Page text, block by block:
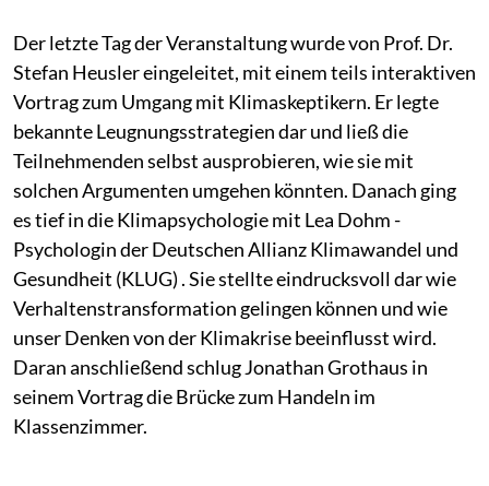
Der letzte Tag der Veranstaltung wurde von Prof. Dr.
Stefan Heusler eingeleitet, mit einem teils interaktiven
Vortrag zum Umgang mit Klimaskeptikern. Er legte
bekannte Leugnungsstrategien dar und ließ die
Teilnehmenden selbst ausprobieren, wie sie mit
solchen Argumenten umgehen könnten. Danach ging
es tief in die Klimapsychologie mit Lea Dohm -
Psychologin der Deutschen Allianz Klimawandel und
Gesundheit (KLUG) . Sie stellte eindrucksvoll dar wie
Verhaltenstransformation gelingen können und wie
unser Denken von der Klimakrise beeinflusst wird.
Daran anschließend schlug Jonathan Grothaus in
seinem Vortrag die Brücke zum Handeln im
Klassenzimmer.